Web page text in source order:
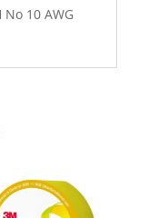
No 10 AWG